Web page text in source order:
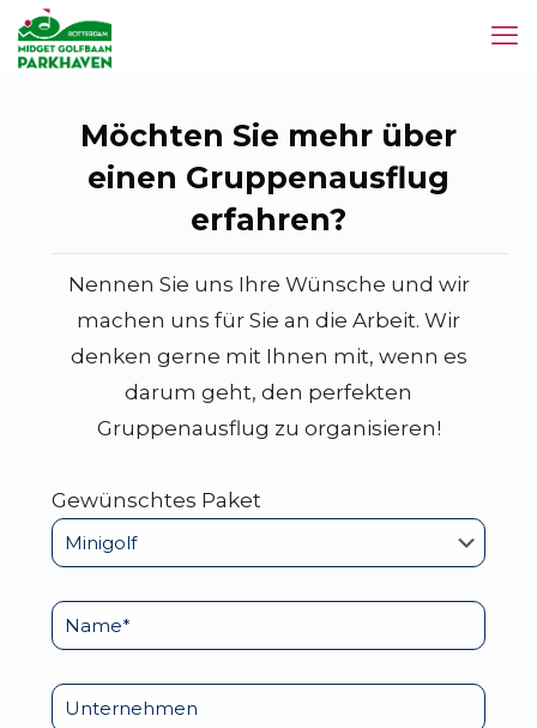
Möchten Sie mehr über
einen Gruppenausflug
erfahren?
Nennen Sie uns Ihre Wünsche und wir
machen uns für Sie an die Arbeit. Wir
denken gerne mit Ihnen mit, wenn es
darum geht, den perfekten
Gruppenausflug zu organisieren!
Gewünschtes Paket